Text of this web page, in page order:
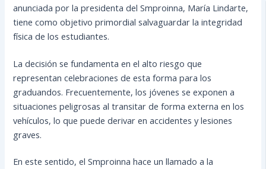
anunciada por la presidenta del Smproinna, María Lindarte,
tiene como objetivo primordial salvaguardar la integridad
física de los estudiantes.
La decisión se fundamenta en el alto riesgo que
representan celebraciones de esta forma para los
graduandos. Frecuentemente, los jóvenes se exponen a
situaciones peligrosas al transitar de forma externa en los
vehículos, lo que puede derivar en accidentes y lesiones
graves.
En este sentido, el Smproinna hace un llamado a la